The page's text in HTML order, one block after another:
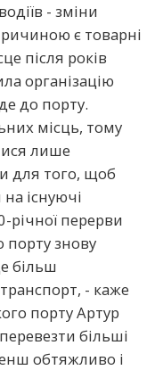
- зміни
є товарні
після років
організацію
до порту.
місць, тому
лише
для того, щоб
існуючі
річної перерви
порту знову
більш
- каже
порту Артур
більші
обтяжливо і